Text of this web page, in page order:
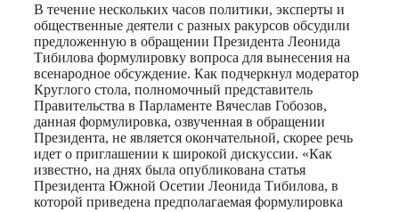
В течение нескольких часов политики, эксперты и
общественные деятели с разных ракурсов обсудили
предложенную в обращении Президента Леонида
Тибилова формулировку вопроса для вынесения на
всенародное обсуждение. Как подчеркнул модератор
Круглого стола, полномочный представитель
Правительства в Парламенте Вячеслав Гобозов,
данная формулировка, озвученная в обращении
Президента, не является окончательной, скорее речь
идет о приглашении к широкой дискуссии. «Как
известно, на днях была опубликована статья
Президента Южной Осетии Леонида Тибилова, в
которой приведена предполагаемая формулировка